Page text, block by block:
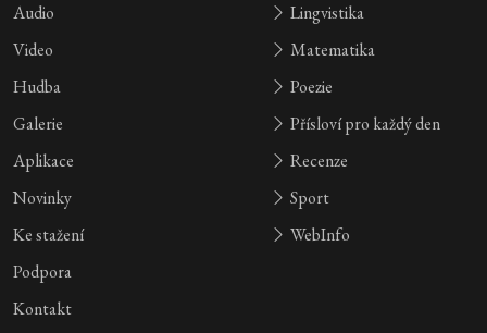
Audio
Video
Hudba
Galerie
Aplikace
Novinky
Ke stažení
Podpora
Kontakt
Lingvistika
Matematika
Poezie
Přísloví pro každý den
Recenze
Sport
WebInfo